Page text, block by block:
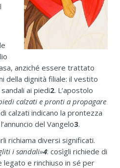
anziché essere trattato
della dignità filiale: il vestito
ai piedi2. L’apostolo
calzati e pronti a propagare
calzati indicano la prontezza
del Vangelo3.
richiama diversi significati.
i sandali»4: cosìgli richiede di
legato e rinchiuso in sé per